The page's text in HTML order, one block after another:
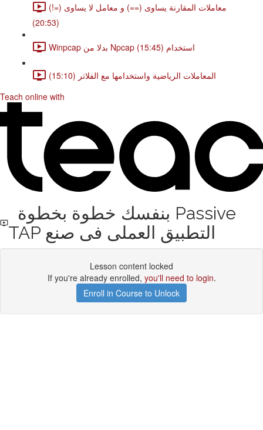
(!=) معاملات المقارنة يساوى (==) و معامل لا يساوى
(20:53)
Winpcap بدلا من Npcap استخدام (15:45)
المعاملات الرياضية واستخدامها مع الفلاتر (15:10)
Teach online with
TAP التطبيق العملى فى صنع
Lesson content locked
If you're already enrolled, you'll need to login.
Enroll in Course to Unlock